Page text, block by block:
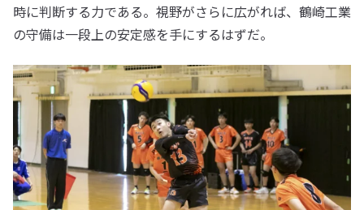
時に判断する力である。視野がさらに広がれば、鶴崎工業
の守備は一段上の安定感を手にするはずだ。